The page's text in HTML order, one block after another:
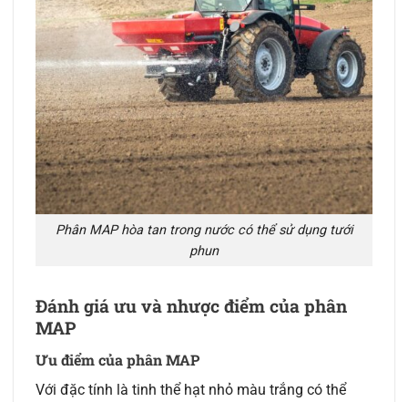
Phân MAP hòa tan trong nước có thể sử dụng tưới
phun
Đánh giá ưu và nhược điểm của phân
MAP
Ưu điểm của phân MAP
Với đặc tính là tinh thể hạt nhỏ màu trắng có thể